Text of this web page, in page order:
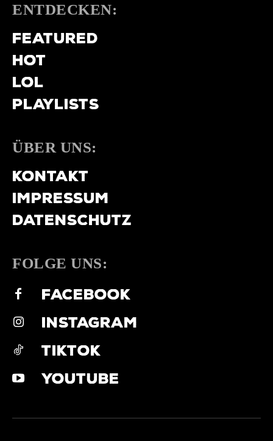
ENTDECKEN:
FEATURED
HOT
LOL
PLAYLISTS
ÜBER UNS:
KONTAKT
IMPRESSUM
DATENSCHUTZ
FOLGE UNS:
FACEBOOK
INSTAGRAM
TIKTOK
YOUTUBE